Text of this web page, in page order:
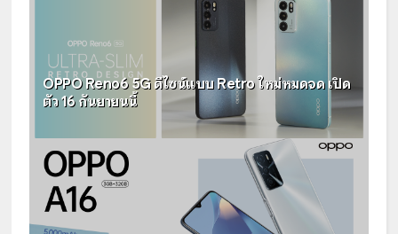
OPPO Reno6 5G ดีไซน์แบบ Retro ใหม่หมดจด เปิด
ตัว 16 กันยายนนี้